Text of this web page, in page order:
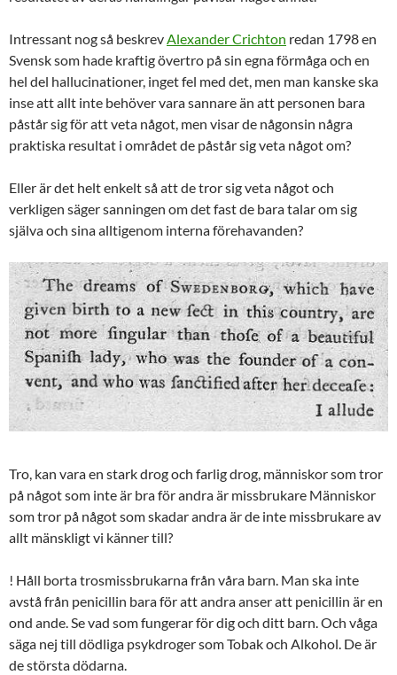
Intressant nog så beskrev Alexander Crichton redan 1798 en
Svensk som hade kraftig övertro på sin egna förmåga och en
hel del hallucinationer, inget fel med det, men man kanske ska
inse att allt inte behöver vara sannare än att personen bara
påstår sig för att veta något, men visar de någonsin några
praktiska resultat i området de påstår sig veta något om?
Eller är det helt enkelt så att de tror sig veta något och
verkligen säger sanningen om det fast de bara talar om sig
själva och sina alltigenom interna förehavanden?
Tro, kan vara en stark drog och farlig drog, människor som tror
på något som inte är bra för andra är missbrukare Människor
som tror på något som skadar andra är de inte missbrukare av
allt mänskligt vi känner till?
! Håll borta trosmissbrukarna från våra barn. Man ska inte
avstå från penicillin bara för att andra anser att penicillin är en
ond ande. Se vad som fungerar för dig och ditt barn. Och våga
säga nej till dödliga psykdroger som Tobak och Alkohol. De är
de största dödarna.